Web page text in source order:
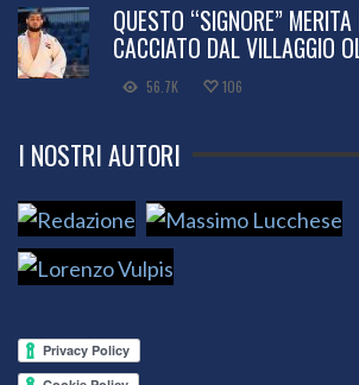
QUESTO “SIGNORE” MERITA
CACCIATO DAL VILLAGGIO
56.7K 106
I NOSTRI AUTORI